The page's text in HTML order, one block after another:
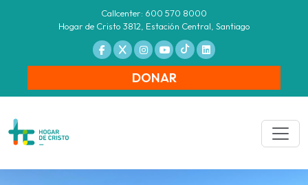
Callcenter: 600 570 8000
Hogar de Cristo 3812, Estación Central, Santiago
DONAR